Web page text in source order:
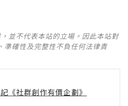
並不代表本站的立場。因此本站對
準確性及完整性不負任何法律責
《社群創作有價企劃》